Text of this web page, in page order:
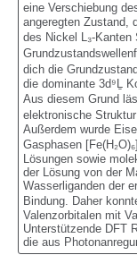
eine Verschiebung
angeregten Zustand,
des Nickel L₃-Kanten
dich die
die dominante 3d⁹Ḻ
Aus diesem Grund
elektronische
Außerdem wurde
Gasphasen
Lösungen sowie
der Lösung von der
Wasserliganden der
Bindung. Daher
Valenzorbitalen mit
Unterstützende DFT
die aus